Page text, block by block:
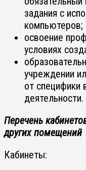
задания с
компьютеров;
освоение
условиях
учреждении
от специфики
деятельности.
Перечень
других помещений
Кабинеты: